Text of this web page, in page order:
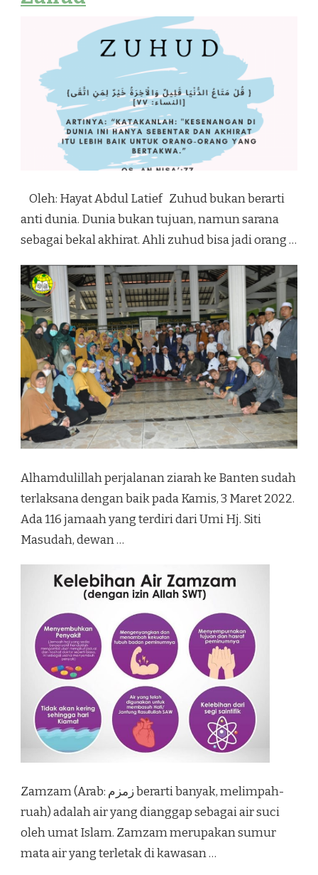
Oleh: Hayat Abdul Latief Zuhud bukan berarti
anti dunia. Dunia bukan tujuan, namun sarana
sebagai bekal akhirat. Ahli zuhud bisa jadi orang …
Alhamdulillah perjalanan ziarah ke Banten sudah
terlaksana dengan baik pada Kamis, 3 Maret 2022.
Ada 116 jamaah yang terdiri dari Umi Hj. Siti
Masudah, dewan …
Zamzam (Arab: زمزم‎ berarti banyak, melimpah-
ruah) adalah air yang dianggap sebagai air suci
oleh umat Islam. Zamzam merupakan sumur
mata air yang terletak di kawasan …